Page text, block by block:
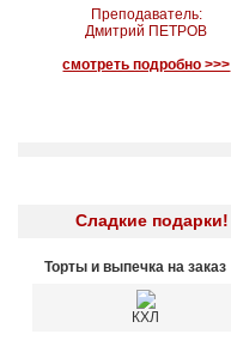
Преподаватель:
Дмитрий ПЕТРОВ
смотреть подробно >>>
Сладкие подарки!
Торты и выпечка на заказ
КХЛ